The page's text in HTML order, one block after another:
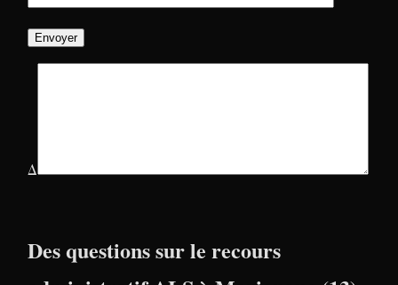
Δ
Des questions sur le recours